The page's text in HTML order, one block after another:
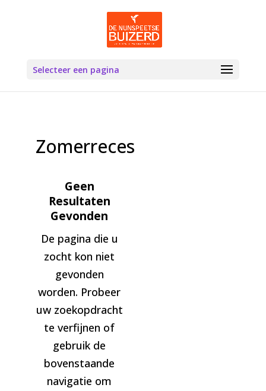
Selecteer een pagina
Zomerreces
Geen
Resultaten
Gevonden
De pagina die u
zocht kon niet
gevonden
worden. Probeer
uw zoekopdracht
te verfijnen of
gebruik de
bovenstaande
navigatie om